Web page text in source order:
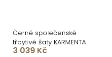
Černé společenské
třpytivé šaty KARMENTA
3 039 Kč